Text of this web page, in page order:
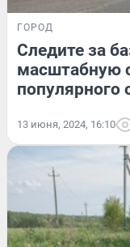
ГОРОД
Следите за
масштабную
популярного
13 июня, 2024, 16:10